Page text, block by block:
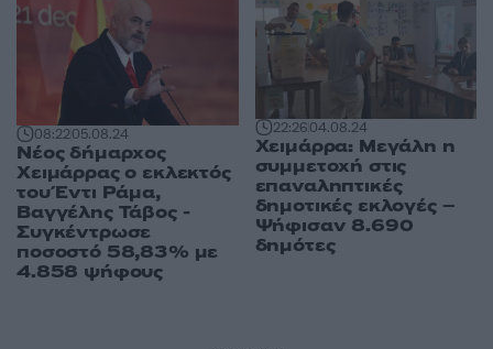
08:2205.08.24
Νέος δήμαρχος
Χειμάρρας ο εκλεκτός
του Έντι Ράμα,
Βαγγέλης Τάβος -
Συγκέντρωσε
ποσοστό 58,83% με
4.858 ψήφους
22:2604.08.24
Χειμάρρα: Μεγάλη η
συμμετοχή στις
επαναληπτικές
δημοτικές εκλογές –
Ψήφισαν 8.690
δημότες